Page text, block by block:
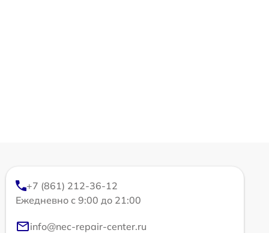
+7 (861) 212-36-12
Ежедневно с 9:00 до 21:00
info@nec-repair-center.ru